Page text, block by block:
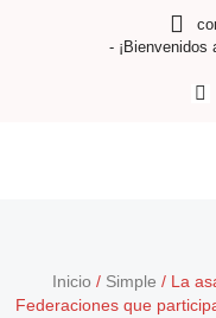
- ¡Bienvenidos
Inicio / Simple / La
Federaciones que